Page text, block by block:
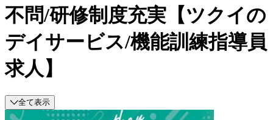
不問/研修制度充実【ツクイの
デイサービス/機能訓練指導員
求人】
全て表示